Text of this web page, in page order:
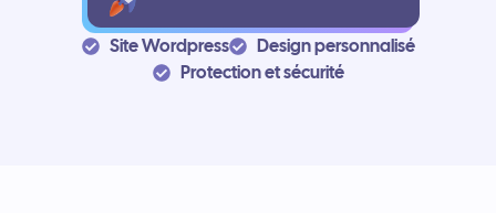
Site Wordpress
Design personnalisé
Protection et sécurité